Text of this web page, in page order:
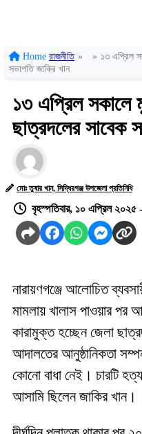
Home রাজনীতি » » ১৩ এপ্রিল
সভাপতি জাকির খান
১৩ এপ্রিল সকালে
ছাত্রদলের সাবেক
মোঃ তুষার খান, সিদ্ধিরগঞ্জ উপজেলা প্রতিনিধি
বৃহস্পতিবার, ১০ এপ্রিল
নারায়ণগঞ্জে আলোচিত
মামলায় খালাস পাওয়ার পর
কারামুক্ত হচ্ছেন জেলা
আদালতের আনুষ্ঠানিকতা
কোনো বাধা নেই। চারটি
আসামি ছিলেন জাকির খান।